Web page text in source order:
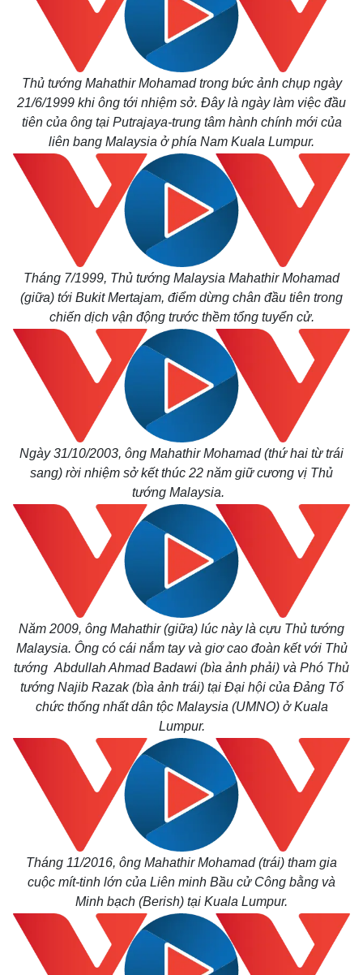
Quan sát
Cuộc sống đó đây
Video
Ảnh
E-Magazine
Infographic
Thủ tướng Mahathir Mohamad trong bức ảnh chụp ngày
21/6/1999 khi ông tới nhiệm sở. Đây là ngày làm việc đầu
tiên của ông tại Putrajaya-trung tâm hành chính mới của
liên bang Malaysia ở phía Nam Kuala Lumpur.
Tháng 7/1999, Thủ tướng Malaysia Mahathir Mohamad
(giữa) tới Bukit Mertajam, điểm dừng chân đầu tiên trong
chiến dịch vận động trước thềm tổng tuyển cử.
Ngày 31/10/2003, ông Mahathir Mohamad (thứ hai từ trái
sang) rời nhiệm sở kết thúc 22 năm giữ cương vị Thủ
tướng Malaysia.
Năm 2009, ông Mahathir (giữa) lúc này là cựu Thủ tướng
Malaysia. Ông có cái nắm tay và giơ cao đoàn kết với Thủ
tướng Abdullah Ahmad Badawi (bìa ảnh phải) và Phó Thủ
tướng Najib Razak (bìa ảnh trái) tại Đại hội của Đảng Tổ
chức thống nhất dân tộc Malaysia (UMNO) ở Kuala
Lumpur.
Tháng 11/2016, ông Mahathir Mohamad (trái) tham gia
cuộc mít-tinh lớn của Liên minh Bầu cử Công bằng và
Minh bạch (Berish) tại Kuala Lumpur.